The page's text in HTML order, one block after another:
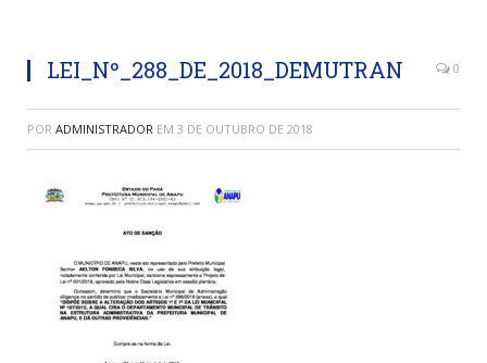
LEI_Nº_288_DE_2018_DEMUTRAN 0
POR ADMINISTRADOR EM 3 DE OUTUBRO DE 2018